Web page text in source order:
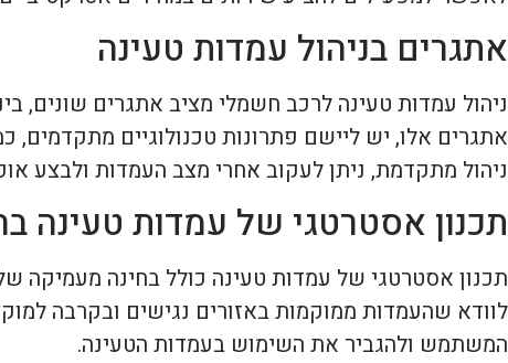
אתגרים בניהול עמדות טעינה
ניהול עמדות טעינה לרכב חשמלי מציב אתגרים שונים,
אתגרים אלו, יש ליישם פתרונות טכנולוגיים
ניהול מתקדמת, ניתן לעקוב אחרי מצב העמדות ולבצע
תכנון אסטרטגי של עמדות טעינה
תכנון אסטרטגי של עמדות טעינה כולל בחינה
לוודא שהעמדות ממוקמות באזורים נגישים ובקרבה
המשתמש ולהגביר את השימוש בעמדות הטעינה.